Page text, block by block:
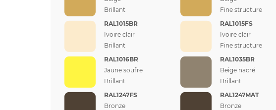
Brillant
Fine structure
RAL1015BR
Ivoire clair
Brillant
RAL1015FS
Ivoire clair
Fine structure
RAL1016BR
Jaune soufre
Brillant
RAL1035BR
Beige nacré
Brillant
RAL1247FS
Bronze
RAL1247MAT
Bronze